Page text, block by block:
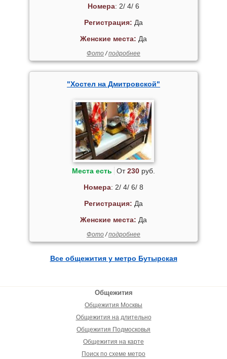
Номера: 2/ 4/ 6
Регистрация: Да
Женские места: Да
Фото/подробнее
"Хостел на Дмитровской"
Места есть От230руб.
Номера: 2/ 4/ 6/ 8
Регистрация: Да
Женские места: Да
Фото/подробнее
Все общежития у метро Бутырская
Общежития
Общежития Москвы
Общежития на длительно
Общежития Подмосковья
Общежития на карте
Поиск по схеме метро